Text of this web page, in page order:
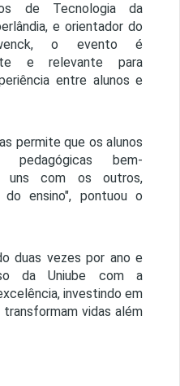
de Tecnologia da
e orientador do
o evento é
e relevante para
entre alunos e
permite que os alunos
pedagógicas bem-
uns com os outros,
do ensino", pontuou o
duas vezes por ano e
da Uniube com a
investindo em
vidas além